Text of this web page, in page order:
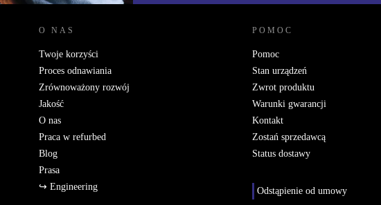
O NAS
Twoje korzyści
Proces odnawiania
Zrównoważony rozwój
Jakość
O nas
Praca w refurbed
Blog
Prasa
↪ Engineering
POMOC
Pomoc
Stan urządzeń
Zwrot produktu
Warunki gwarancji
Kontakt
Zostań sprzedawcą
Status dostawy
Odstąpienie od umowy